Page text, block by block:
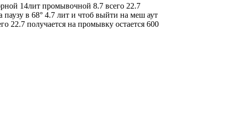
14лит промывочной 8.7 всего 22.7
паузу в 68° 4.7 лит и чтоб выйти на меш аут
22.7 получается на промывку остается 600